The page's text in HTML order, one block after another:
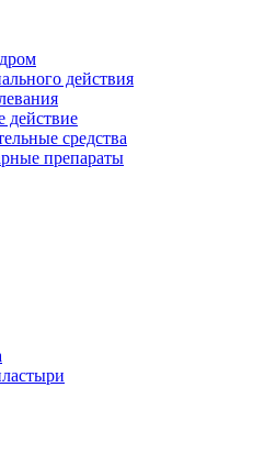
действия
действие
средства
препараты